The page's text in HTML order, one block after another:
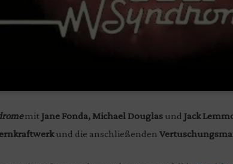
mit Jane Fonda, Michael Douglas und Jack
und die anschließenden